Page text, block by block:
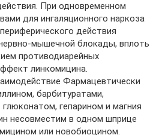
При одновременном
для ингаляционного наркоза
действия
мышечной блокады, вплоть
противодиарейных
линкомицина.
Фармацевтически
барбитуратами,
гепарином и магния
несовместим в одном шприце
или новобиоцином.